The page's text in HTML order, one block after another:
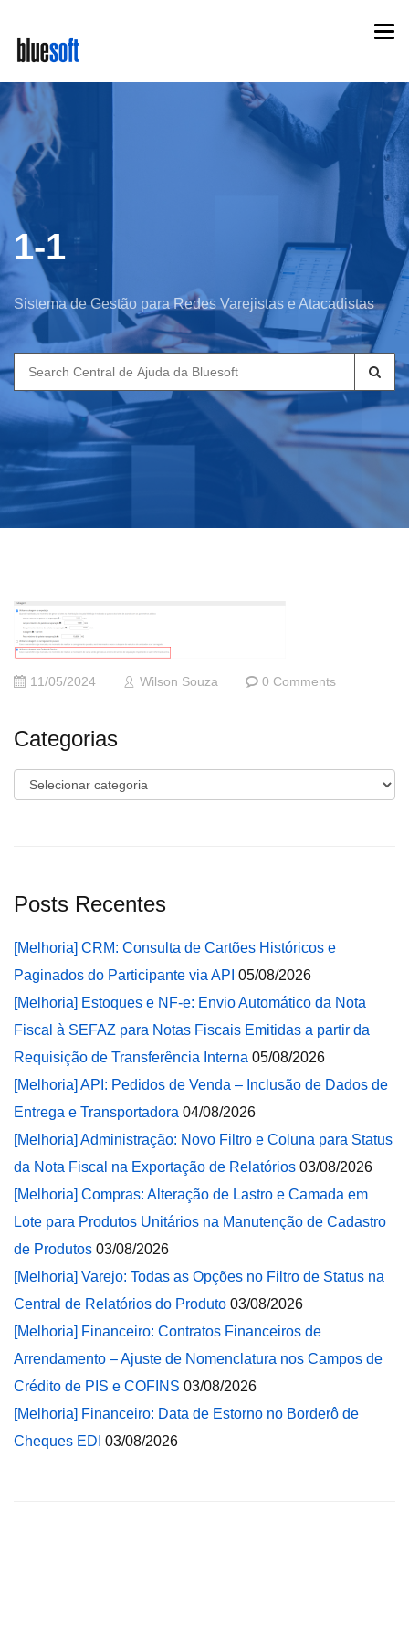
main
content
1-1
Sistema de Gestão para Redes Varejistas e Atacadistas
Search
for:
11/05/2024 Wilson Souza 0 Comments
Categorias
Categorias
Posts Recentes
[Melhoria] CRM: Consulta de Cartões Históricos e
Paginados do Participante via API 05/08/2026
[Melhoria] Estoques e NF-e: Envio Automático da Nota
Fiscal à SEFAZ para Notas Fiscais Emitidas a partir da
Requisição de Transferência Interna 05/08/2026
[Melhoria] API: Pedidos de Venda – Inclusão de Dados de
Entrega e Transportadora 04/08/2026
[Melhoria] Administração: Novo Filtro e Coluna para Status
da Nota Fiscal na Exportação de Relatórios 03/08/2026
[Melhoria] Compras: Alteração de Lastro e Camada em
Lote para Produtos Unitários na Manutenção de Cadastro
de Produtos 03/08/2026
[Melhoria] Varejo: Todas as Opções no Filtro de Status na
Central de Relatórios do Produto 03/08/2026
[Melhoria] Financeiro: Contratos Financeiros de
Arrendamento – Ajuste de Nomenclatura nos Campos de
Crédito de PIS e COFINS 03/08/2026
[Melhoria] Financeiro: Data de Estorno no Borderô de
Cheques EDI 03/08/2026